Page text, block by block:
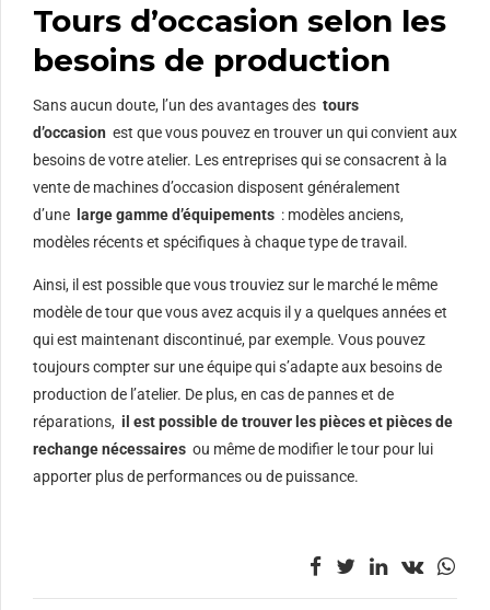
Tours d’occasion selon les
besoins de production
Sans aucun doute, l’un des avantages des tours
d’occasion est que vous pouvez en trouver un qui convient aux
besoins de votre atelier. Les entreprises qui se consacrent à la
vente de machines d’occasion disposent généralement
d’une
large gamme d’équipements : modèles anciens,
modèles récents et spécifiques à chaque type de travail.
Ainsi, il est possible que vous trouviez sur le marché le même
modèle de tour que vous avez acquis il y a quelques années et
qui est maintenant discontinué, par exemple. Vous pouvez
toujours compter sur une équipe qui s’adapte aux besoins de
production de l’atelier. De plus, en cas de pannes et de
réparations, il est possible de trouver les pièces et pièces de
rechange nécessaires ou même de modifier le tour pour lui
apporter plus de performances ou de puissance.